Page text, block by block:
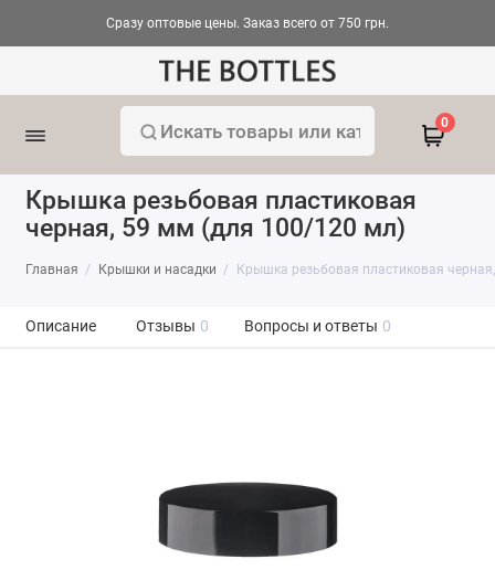
Сразу оптовые цены. Заказ всего от 750 грн.
0
Крышка резьбовая пластиковая
черная, 59 мм (для 100/120 мл)
Главная Крышки и насадки Крышка резьбовая пластиковая
Описание Отзывы 0 Вопросы и ответы 0